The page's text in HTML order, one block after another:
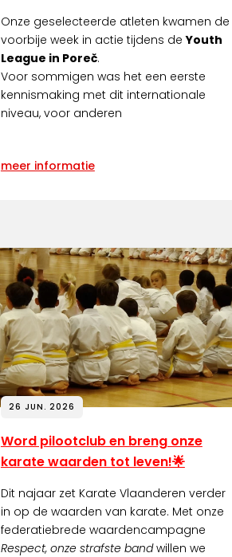
Onze geselecteerde atleten kwamen de
voorbije week in actie tijdens deYouth
League in Poreč.
Voor sommigen was het een eerste
kennismaking met dit internationale
niveau, voor anderen
meer informatie
26 JUN. 2026
Word pilootclub en breng onze
karate waarden tot leven!🌟
Dit najaar zet Karate Vlaanderen verder
in op de waarden van karate. Met onze
federatiebrede waardencampagne
Respect, onze strafste bandwillen we